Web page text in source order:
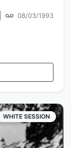
08/03/1993
WHITE SESSION